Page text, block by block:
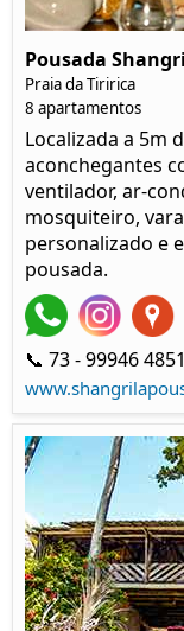
Pousada
Praia da Tiririca
8 apartamentos
Localizada a 5m
aconchegantes
ventilador, ar-
mosquiteiro,
personalizado e
pousada.
📞 73 - 99946 4851